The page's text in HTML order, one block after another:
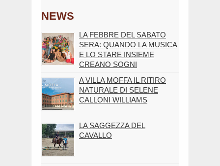
NEWS
LA FEBBRE DEL SABATO
SERA: QUANDO LA MUSICA
E LO STARE INSIEME
CREANO SOGNI
A VILLA MOFFA IL RITIRO
NATURALE DI SELENE
CALLONI WILLIAMS
LA SAGGEZZA DEL
CAVALLO